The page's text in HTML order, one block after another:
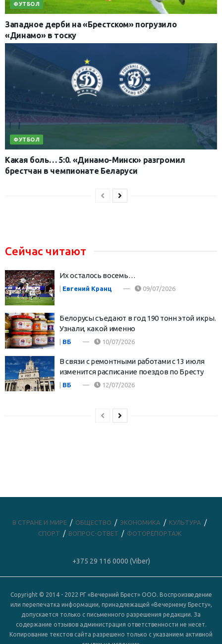
ФУТБОЛ
Западное дерби на «Брестском» погрузило
«Динамо» в тоску
ФУТБОЛ
Какая боль… 5:0. «Динамо-Минск» разгромил
брестчан в чемпионате Беларуси
Сейчас читают
Их осталось восемь…
| Евгений Кранц 09/07/2026
Белорусы съедают в год 190 тонн этой икры.
Узнали, какой именно
ВБ 10/07/2026
В связи с ремонтными работами с 13 июля
изменится расписание поездов по Бресту
| ВБ 12/07/2026
В СТРАНЕ И МИРЕ ОБЩЕСТВО ЭКОНОМИКА
КУЛЬТУРА
СПОРТ
ВОПРОС-ОТВЕТ ФОТОРЕПОРТАЖ
+375 29 116 0000 (Viber)
Copyright © 2014 - 2022 РГ «Вечерний Брест» ООО. Воспроизведение
или перепечатка информации, принадлежащей «Вечернему Бресту»,
допускается только с письменного разрешения редакции. За
содержание отзывов администрация ответственности не несет.
Копирование текстов сайта разрешено только с указанием активной